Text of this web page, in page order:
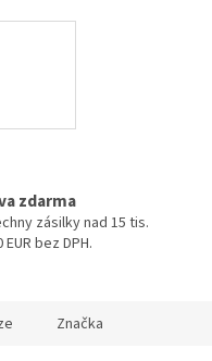
zdarma
zásilky nad 15 tis.
bez DPH.
Značka